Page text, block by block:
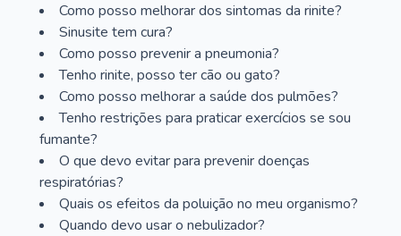
Como posso melhorar dos sintomas da rinite?
Sinusite tem cura?
Como posso prevenir a pneumonia?
Tenho rinite, posso ter cão ou gato?
Como posso melhorar a saúde dos pulmões?
Tenho restrições para praticar exercícios se sou
fumante?
O que devo evitar para prevenir doenças
respiratórias?
Quais os efeitos da poluição no meu organismo?
Quando devo usar o nebulizador?